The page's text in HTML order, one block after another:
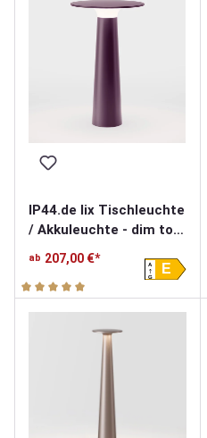
IP44.de lix Tischleuchte
/ Akkuleuchte - dim to
amber
ab 207,00 €*
E
A
G
Durchschnittliche Bewertung